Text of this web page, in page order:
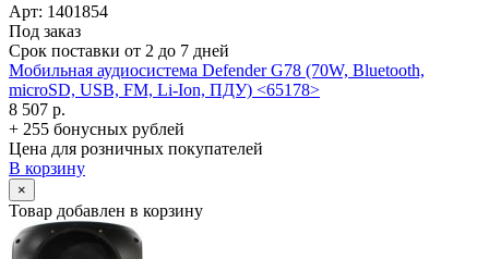
Арт: 1401854
Под заказ
Срок поставки от 2 до 7 дней
Мобильная аудиосистема Defender G78 (70W, Bluetooth,
microSD, USB, FM, Li-Ion, ПДУ) <65178>
8 507 р.
+ 255 бонусных рублей
Цена для розничных покупателей
В корзину
×
Товар добавлен в корзину